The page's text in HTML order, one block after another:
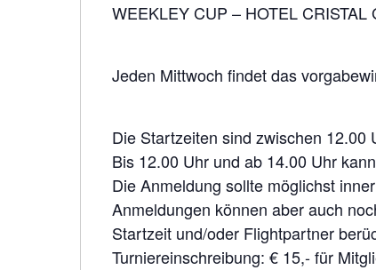
WEEKLEY CUP – HOTEL CRISTAL
Jeden Mittwoch findet das
Die Startzeiten sind zwischen 12.00
Bis 12.00 Uhr und ab 14.00 Uhr
Die Anmeldung sollte möglichst
Anmeldungen können aber auch
Startzeit und/oder Flightpartner
Turniereinschreibung: € 15,- für